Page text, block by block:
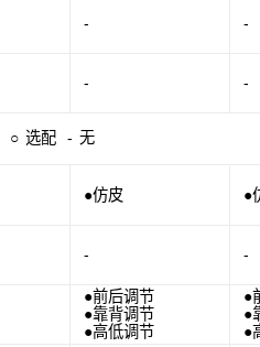
○ 选配 - 无
- -
- -
●仿皮 ●
- -
●前后调节
●靠背调节
●高低调节
●
●
●